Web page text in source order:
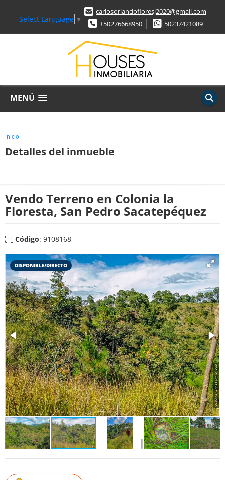
Select Language ▼
carlosorlandofloresj2020@gmail.com
+50276668950
50237421089
MENÚ
Inicio
Detalles del inmueble
Vendo Terreno en Colonia la
Floresta, San Pedro Sacatepéquez
Código: 9108168
DISPONIBLE/DIRECTO